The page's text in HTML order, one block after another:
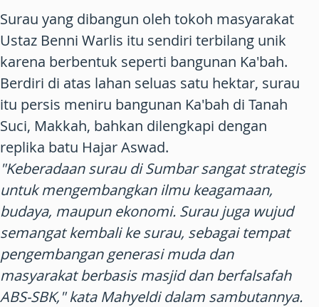
Surau yang dibangun oleh tokoh masyarakat
Ustaz Benni Warlis itu sendiri terbilang unik
karena berbentuk seperti bangunan Ka'bah.
Berdiri di atas lahan seluas satu hektar, surau
itu persis meniru bangunan Ka'bah di Tanah
Suci, Makkah, bahkan dilengkapi dengan
replika batu Hajar Aswad.
"Keberadaan surau di Sumbar sangat strategis
untuk mengembangkan ilmu keagamaan,
budaya, maupun ekonomi. Surau juga wujud
semangat kembali ke surau, sebagai tempat
pengembangan generasi muda dan
masyarakat berbasis masjid dan berfalsafah
ABS-SBK," kata Mahyeldi dalam sambutannya.